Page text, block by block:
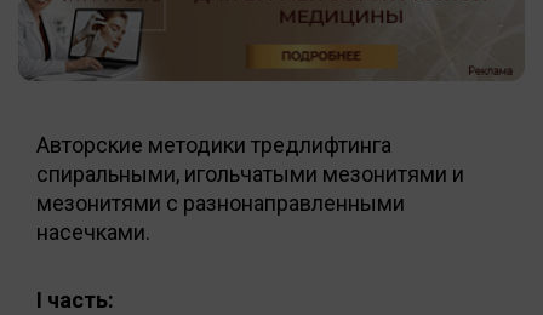
Авторские методики тредлифтинга
спиральными, игольчатыми мезонитями и
мезонитями с разнонаправленными
насечками.
I часть: